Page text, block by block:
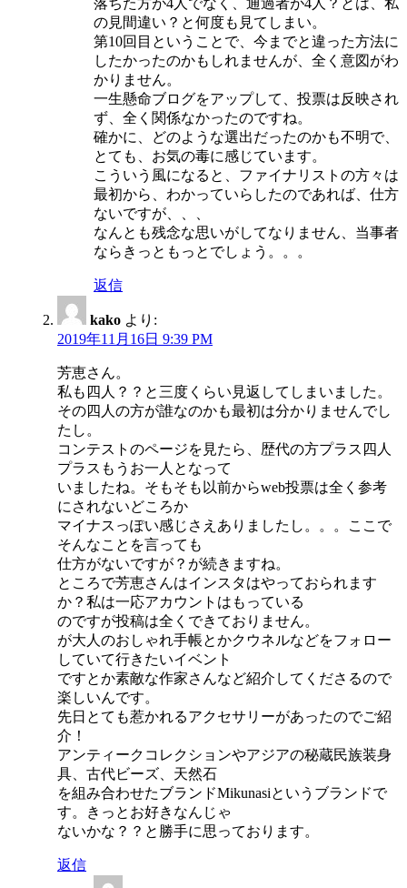
の見間違い？と何度も見てしまい。
第10回目ということで、今までと違った方法に
したかったのかもしれませんが、全く意図がわ
かりません。
一生懸命ブログをアップして、投票は反映され
ず、全く関係なかったのですね。
確かに、どのような選出だったのかも不明で、
とても、お気の毒に感じています。
こういう風になると、ファイナリストの方々は
最初から、わかっていらしたのであれば、仕方
ないですが、、、
なんとも残念な思いがしてなりません、当事者
ならきっともっとでしょう。。。
返信
kako より:
2019年11月16日 9:39 PM
芳恵さん。
私も四人？？と三度くらい見返してしまいました。
その四人の方が誰なのかも最初は分かりませんでし
たし。
コンテストのページを見たら、歴代の方プラス四人
プラスもうお一人となって
いましたね。そもそも以前からweb投票は全く参考
にされないどころか
マイナスっぽい感じさえありましたし。。。ここで
そんなことを言っても
仕方がないですが？が続きますね。
ところで芳恵さんはインスタはやっておられます
か？私は一応アカウントはもっている
のですが投稿は全くできておりません。
が大人のおしゃれ手帳とかクウネルなどをフォロー
していて行きたいイベント
ですとか素敵な作家さんなど紹介してくださるので
楽しいんです。
先日とても惹かれるアクセサリーがあったのでご紹
介！
アンティークコレクションやアジアの秘蔵民族装身
具、古代ビーズ、天然石
を組み合わせたブランドMikunasiというブランドで
す。きっとお好きなんじゃ
ないかな？？と勝手に思っております。
返信